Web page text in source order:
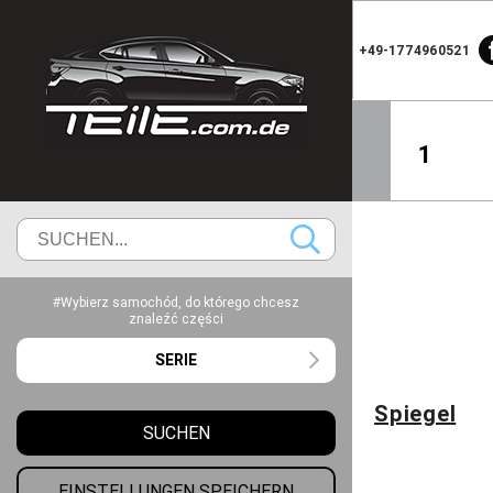
+49-1774960521
1
#Wybierz samochód, do którego chcesz
znaleźć części
SERIE
SUCHEN
Spiegel